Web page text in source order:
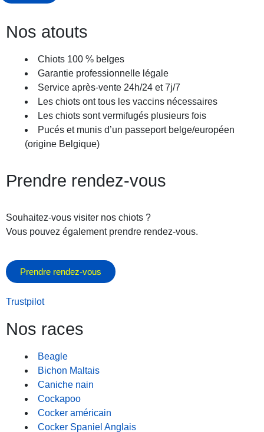
Nos atouts
Chiots 100 % belges
Garantie professionnelle légale
Service après-vente 24h/24 et 7j/7
Les chiots ont tous les vaccins nécessaires
Les chiots sont vermifugés plusieurs fois
Pucés et munis d’un passeport belge/européen
(origine Belgique)
Prendre rendez-vous
Souhaitez-vous visiter nos chiots ?
Vous pouvez également prendre rendez-vous.
Prendre rendez-vous
Trustpilot
Nos races
Beagle
Bichon Maltais
Caniche nain
Cockapoo
Cocker américain
Cocker Spaniel Anglais